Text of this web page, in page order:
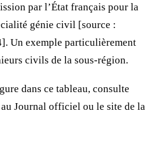
par l’État français pour la
génie civil [source :
Un exemple particulièrement
civils de la sous-région.
dans ce tableau, consulte
Journal officiel ou le site de la